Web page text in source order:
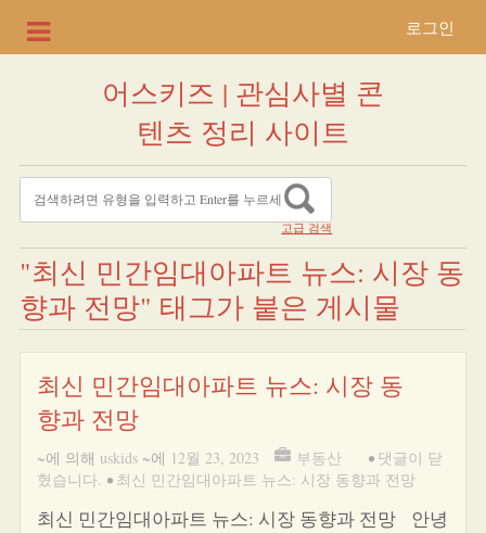
로그인
어스키즈 | 관심사별 콘
텐츠 정리 사이트
고급 검색
"최신 민간임대아파트 뉴스: 시장 동
향과 전망" 태그가 붙은 게시물
최신 민간임대아파트 뉴스: 시장 동
향과 전망
~에 의해 uskids ~에 12월 23, 2023 부동산 • 댓글이 닫
혔습니다. • 최신 민간임대아파트 뉴스: 시장 동향과 전망
최신 민간임대아파트 뉴스: 시장 동향과 전망 안녕